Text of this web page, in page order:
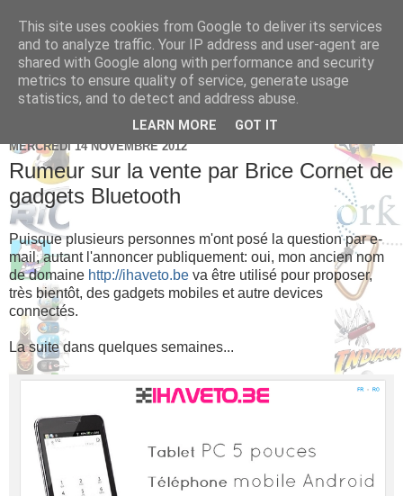
Brice Cornet: serial
entrepreneur hédoniste
MERCREDI 14 NOVEMBRE 2012
Rumeur sur la vente par Brice Cornet de
gadgets Bluetooth
Puisque plusieurs personnes m'ont posé la question par e-
mail, autant l'annoncer publiquement: oui, mon ancien nom
de domaine http://ihaveto.be va être utilisé pour proposer,
très bientôt, des gadgets mobiles et autre devices
connectés.
La suite dans quelques semaines...
This site uses cookies from Google to deliver its services
and to analyze traffic. Your IP address and user-agent are
shared with Google along with performance and security
metrics to ensure quality of service, generate usage
statistics, and to detect and address abuse.
LEARN MORE GOT IT